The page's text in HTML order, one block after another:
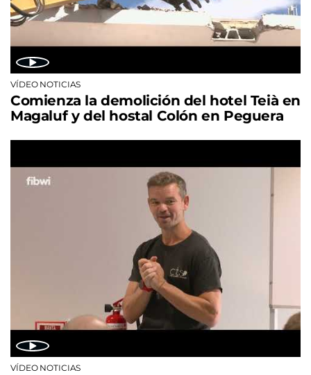
VÍDEO NOTICIAS
Comienza la demolición del hotel Teià en
Magaluf y del hostal Colón en Peguera
VÍDEO NOTICIAS